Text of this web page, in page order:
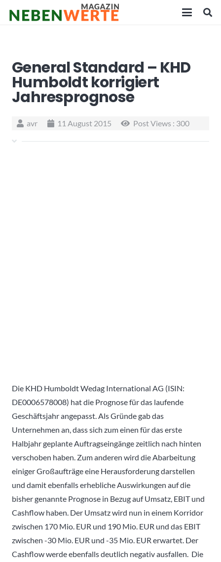
General Standard – KHD
Humboldt korrigiert
Jahresprognose
avr 11 August 2015 Post Views : 300
Die KHD Humboldt Wedag International AG (ISIN:
DE0006578008) hat die Prognose für das laufende
Geschäftsjahr angepasst. Als Gründe gab das
Unternehmen an, dass sich zum einen für das erste
Halbjahr geplante Auftragseingänge zeitlich nach hinten
verschoben haben. Zum anderen wird die Abarbeitung
einiger Großaufträge eine Herausforderung darstellen
und damit ebenfalls erhebliche Auswirkungen auf die
bisher genannte Prognose in Bezug auf Umsatz, EBIT und
Cashflow haben. Der Umsatz wird nun in einem Korridor
zwischen 170 Mio. EUR und 190 Mio. EUR und das EBIT
zwischen -30 Mio. EUR und -35 Mio. EUR erwartet. Der
Cashflow werde ebenfalls deutlich negativ ausfallen. Die